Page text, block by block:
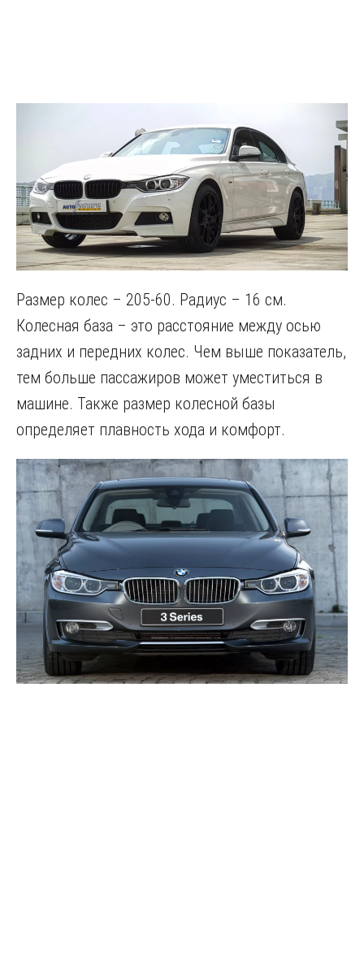
Размер колес – 205-60. Радиус – 16 см.
Колесная база – это расстояние между осью
задних и передних колес. Чем выше показатель,
тем больше пассажиров может уместиться в
машине. Также размер колесной базы
определяет плавность хода и комфорт.